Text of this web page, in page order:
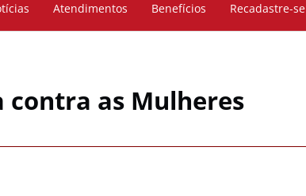
Atendimentos Benefícios Recadastre-se
contra as Mulheres